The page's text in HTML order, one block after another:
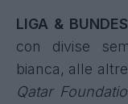
LIGA & BUNDES
con divise
bianca, alle
Qatar